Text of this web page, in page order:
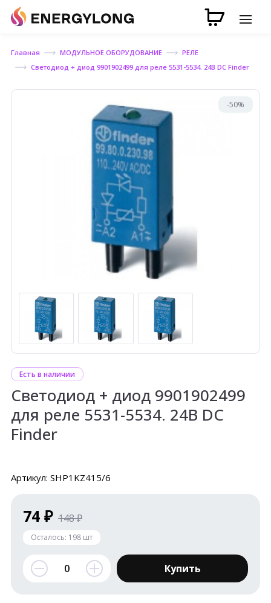
Главная МОДУЛЬНОЕ ОБОРУДОВАНИЕ
РЕЛЕ
Светодиод + диод 9901902499 для реле 5531-5534. 24В DC Finder
-50%
Есть в наличии
Светодиод + диод 9901902499
для реле 5531-5534. 24В DC
Finder
Артикул: SHP1KZ415/6
74 ₽ 148 ₽
Осталось: 198 шт
Купить